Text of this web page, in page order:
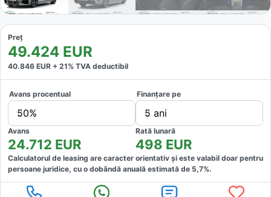
Preț
49.424 EUR
40.846 EUR + 21% TVA deductibil
Avans procentual
50%
Finanțare pe
5 ani
Avans
24.712 EUR
Rată lunară
498 EUR
Calculatorul de leasing are caracter orientativ și este valabil doar pentru
persoane juridice, cu o dobândă anuală estimată de 5,7%.